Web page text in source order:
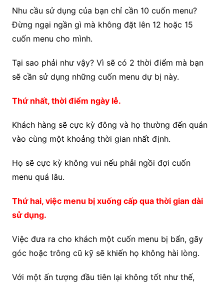
Nhu cầu sử dụng của bạn chỉ cần 10 cuốn menu?
Đừng ngại ngần gì mà không đặt lên 12 hoặc 15
cuốn menu cho mình.
Tại sao phải như vậy? Vì sẽ có 2 thời điểm mà bạn
sẽ cần sử dụng những cuốn menu dự bị này.
Thứ nhất, thời điểm ngày lễ.
Khách hàng sẽ cực kỳ đông và họ thường đến quán
vào cùng một khoảng thời gian nhất định.
Họ sẽ cực kỳ không vui nếu phải ngồi đợi cuốn
menu quá lâu.
Thứ hai, việc menu bị xuống cấp qua thời gian dài
sử dụng.
Việc đưa ra cho khách một cuốn menu bị bẩn, gãy
góc hoặc trông cũ kỹ sẽ khiến họ không hài lòng.
Với một ấn tượng đầu tiên lại không tốt như thế,